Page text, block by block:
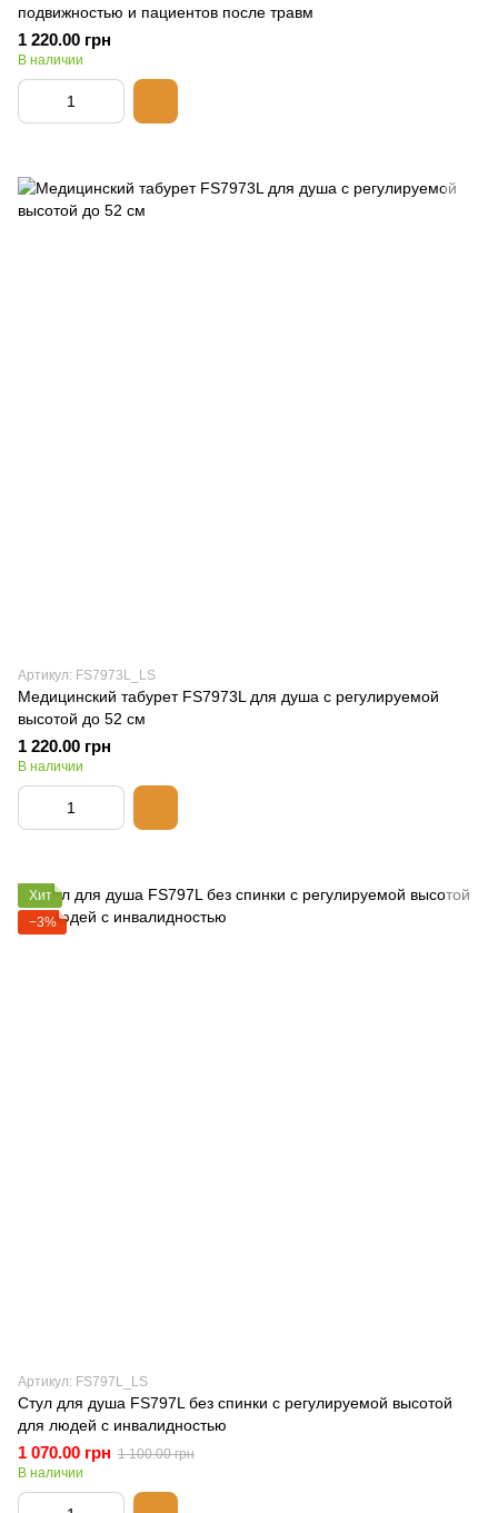
подвижностью и пациентов после травм
1 220.00 грн
В наличии
Артикул: FS7973L_LS
Медицинский табурет FS7973L для душа с регулируемой
высотой до 52 см
1 220.00 грн
В наличии
Хит
−3%
Артикул: FS797L_LS
Стул для душа FS797L без спинки с регулируемой высотой
для людей с инвалидностью
1 070.00 грн 1 100.00 грн
В наличии